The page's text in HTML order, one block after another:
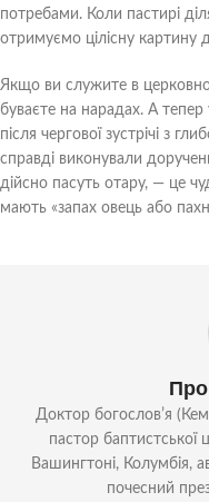
потребами. Коли пастирі
отримуємо цілісну картину
Якщо ви служите в
буваєте на нарадах. А
після чергової зустрічі з
справді виконували
дійсно пасуть отару, — це
мають «запах овець або
Доктор богословʼя
пастор
Вашингтоні, Колумбія,
почесний